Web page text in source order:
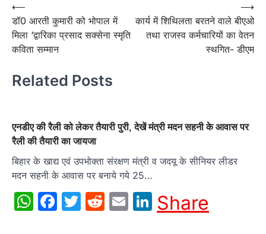
Post
navigation
⟵
डॉ0 आरती कुमारी को भोपाल में
मिला ‘द्वारिका प्रसाद सक्सेना स्मृति
कविता सम्मान
कार्य में शिथिलता बरतने वाले बीएओ
तथा राजस्व कर्मचारियों का वेतन
स्थगित- डीएम
⟶
Related Posts
एनडीए की रैली को लेकर तैयारी पुरी, देखें मंत्री मदन सहनी के आवास पर
रैली की तैयारी का जायजा
बिहार के खाद्य एवं उपभोक्ता संरक्षण मंत्री व जदयू के सीनियर लीडर
मदन सहनी के आवास पर बनाये गये 25…
WhatsApp
Facebook
Twitter
Reddit
EmailLinkedIn
Share